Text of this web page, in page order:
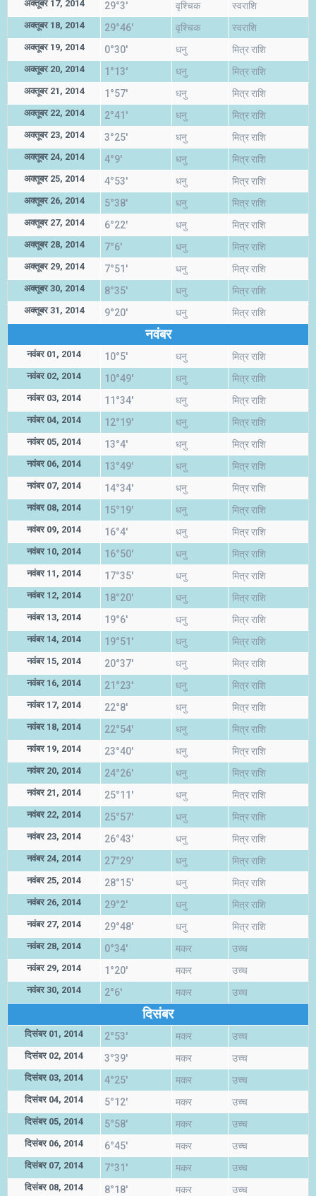
अक्तूबर 17, 2014 29°3' वृश्चिक स्वराशि
अक्तूबर 18, 2014 29°46' वृश्चिक स्वराशि
अक्तूबर 19, 2014 0°30' धनु मित्र राशि
अक्तूबर 20, 2014 1°13' धनु मित्र राशि
अक्तूबर 21, 2014 1°57' धनु मित्र राशि
अक्तूबर 22, 2014 2°41' धनु मित्र राशि
अक्तूबर 23, 2014 3°25' धनु मित्र राशि
अक्तूबर 24, 2014 4°9' धनु मित्र राशि
अक्तूबर 25, 2014 4°53' धनु मित्र राशि
अक्तूबर 26, 2014 5°38' धनु मित्र राशि
अक्तूबर 27, 2014 6°22' धनु मित्र राशि
अक्तूबर 28, 2014 7°6' धनु मित्र राशि
अक्तूबर 29, 2014 7°51' धनु मित्र राशि
अक्तूबर 30, 2014 8°35' धनु मित्र राशि
अक्तूबर 31, 2014 9°20' धनु मित्र राशि
नवंबर
नवंबर 01, 2014 10°5' धनु मित्र राशि
नवंबर 02, 2014 10°49' धनु मित्र राशि
नवंबर 03, 2014 11°34' धनु मित्र राशि
नवंबर 04, 2014 12°19' धनु मित्र राशि
नवंबर 05, 2014 13°4' धनु मित्र राशि
नवंबर 06, 2014 13°49' धनु मित्र राशि
नवंबर 07, 2014 14°34' धनु मित्र राशि
नवंबर 08, 2014 15°19' धनु मित्र राशि
नवंबर 09, 2014 16°4' धनु मित्र राशि
नवंबर 10, 2014 16°50' धनु मित्र राशि
नवंबर 11, 2014 17°35' धनु मित्र राशि
नवंबर 12, 2014 18°20' धनु मित्र राशि
नवंबर 13, 2014 19°6' धनु मित्र राशि
नवंबर 14, 2014 19°51' धनु मित्र राशि
नवंबर 15, 2014 20°37' धनु मित्र राशि
नवंबर 16, 2014 21°23' धनु मित्र राशि
नवंबर 17, 2014 22°8' धनु मित्र राशि
नवंबर 18, 2014 22°54' धनु मित्र राशि
नवंबर 19, 2014 23°40' धनु मित्र राशि
नवंबर 20, 2014 24°26' धनु मित्र राशि
नवंबर 21, 2014 25°11' धनु मित्र राशि
नवंबर 22, 2014 25°57' धनु मित्र राशि
नवंबर 23, 2014 26°43' धनु मित्र राशि
नवंबर 24, 2014 27°29' धनु मित्र राशि
नवंबर 25, 2014 28°15' धनु मित्र राशि
नवंबर 26, 2014 29°2' धनु मित्र राशि
नवंबर 27, 2014 29°48' धनु मित्र राशि
नवंबर 28, 2014 0°34' मकर उच्च
नवंबर 29, 2014 1°20' मकर उच्च
नवंबर 30, 2014 2°6' मकर उच्च
दिसंबर
दिसंबर 01, 2014 2°53' मकर उच्च
दिसंबर 02, 2014 3°39' मकर उच्च
दिसंबर 03, 2014 4°25' मकर उच्च
दिसंबर 04, 2014 5°12' मकर उच्च
दिसंबर 05, 2014 5°58' मकर उच्च
दिसंबर 06, 2014 6°45' मकर उच्च
दिसंबर 07, 2014 7°31' मकर उच्च
दिसंबर 08, 2014 8°18' मकर उच्च